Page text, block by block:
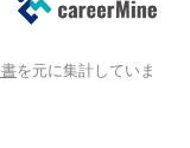
を元に集計していま